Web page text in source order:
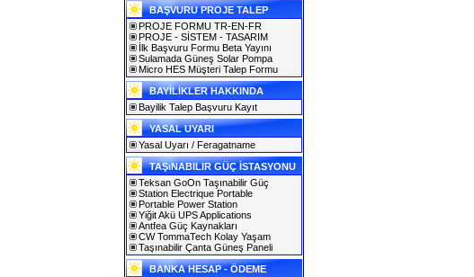
BAŞVURU PROJE TALEP
PROJE FORMU TR-EN-FR
PROJE - SİSTEM - TASARIM
İlk Başvuru Formu Beta Yayını
Sulamada Güneş Solar Pompa
Micro HES Müşteri Talep Formu
BAYİLİKLER HAKKINDA
Bayilik Talep Başvuru Kayıt
YASAL UYARI
Yasal Uyarı / Feragatname
TAŞıNABILIR GÜÇ İSTASYONU
Teksan GoOn Taşınabilir Güç
Station Electrique Portable
Portable Power Station
Yiğit Akü UPS Applications
Antfea Güç Kaynakları
CW TommaTech Kolay Yaşam
Taşınabilir Çanta Güneş Paneli
BANKA HESAP - ÖDEME